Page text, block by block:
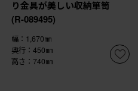
り金具が美しい収納箪笥
(R-089495)
幅：1,670㎜
奥行：450㎜
高さ：740㎜